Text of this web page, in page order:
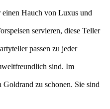
Hauch von Luxus und
servieren, diese Teller
passen zu jeder
sind. Im
zu schonen. Sie sind